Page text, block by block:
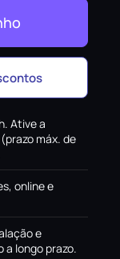
Ative a
máx. de
online e
e
longo prazo.